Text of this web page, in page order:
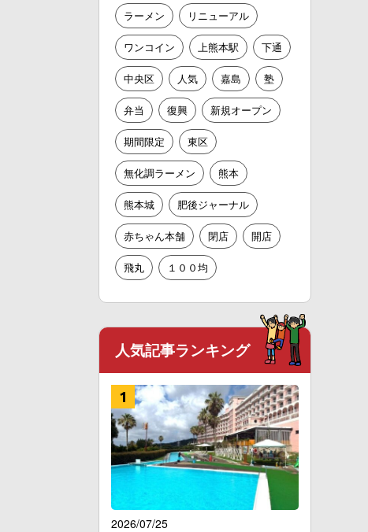
ラーメン リニューアル
ワンコイン 上熊本駅 下通
中央区 人気 嘉島 塾
弁当 復興 新規オープン
期間限定 東区
無化調ラーメン 熊本
熊本城 肥後ジャーナル
赤ちゃん本舗 閉店 開店
飛丸 １００均
人気記事ランキング
2026/07/25